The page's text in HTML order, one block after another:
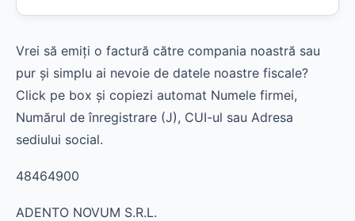
Vrei să emiți o factură către compania noastră sau
pur și simplu ai nevoie de datele noastre fiscale?
Click pe box și copiezi automat Numele firmei,
Numărul de înregistrare (J), CUI-ul sau Adresa
sediului social.
48464900
ADENTO NOVUM S.R.L.